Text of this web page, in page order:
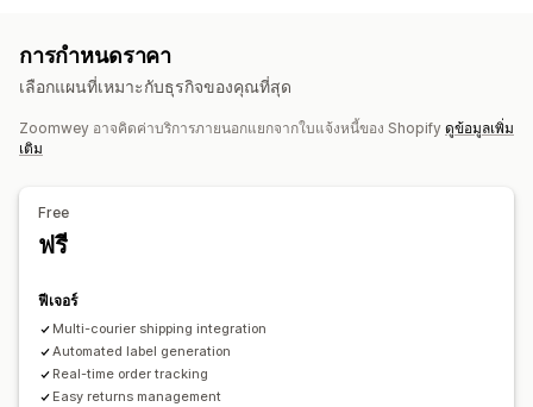
บันทึกการจัดส่ง การติดตามผู้ขนส่งหลายราย
การแจ้งเตือนที่กำหนดเอง การคืนสินค้า
การกำหนดราคา
เลือกแผนที่เหมาะกับธุรกิจของคุณที่สุด
Zoomwey อาจคิดค่าบริการภายนอกแยกจากใบแจ้งหนี้ของ Shopify ดูข้อมูลเพิ่ม
เติม
Free
ฟรี
ฟีเจอร์
Multi-courier shipping integration
Automated label generation
Real-time order tracking
Easy returns management